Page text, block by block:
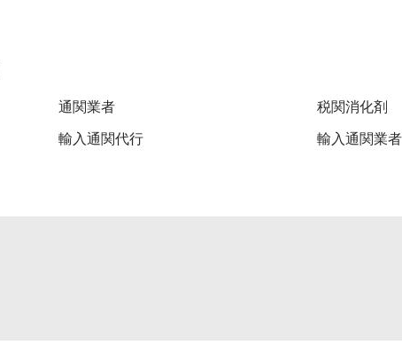
通関業者 税関消化剤
輸入通関代行 輸入通関業者